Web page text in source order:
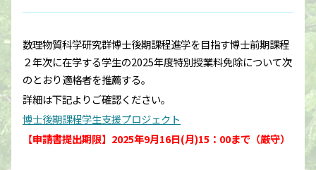
数理物質科学研究群博士後期課程進学を目指す博士前期課程
２年次に在学する学生の2025年度特別授業料免除について次
のとおり適格者を推薦する。
詳細は下記よりご確認ください。
博士後期課程学生支援プロジェクト
【申請書提出期限】2025年9月16日(月)15：00まで（厳守）